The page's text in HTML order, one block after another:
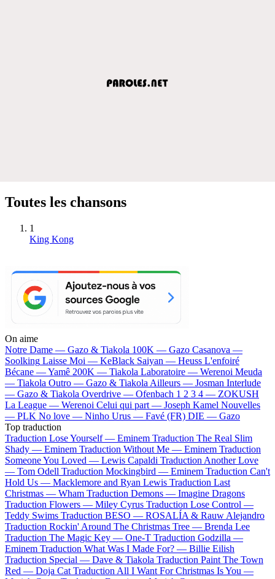
Toutes les chansons
1
King Kong
On aime
Notre Dame — Gazo & Tiakola 100K — Gazo Casanova —
Soolking Laisse Moi — KeBlack Saiyan — Heuss L'enfoiré
Bécane —Yamê 200K — Tiakola Laboratoire — Werenoi Meuda
— Tiakola Outro — Gazo & Tiakola Ailleurs — Josman Interlude
— Gazo & Tiakola Overdrive — Ofenbach 1 2 3 4 — ZOKUSH
La League — Werenoi Celui qui part — Joseph Kamel Nouvelles
— PLK No love — Ninho Urus — Favé (FR) DIE — Gazo
Top traduction
Traduction Lose Yourself — Eminem Traduction The Real Slim
Shady — Eminem Traduction Without Me — Eminem Traduction
Someone You Loved — Lewis Capaldi Traduction Another Love
— Tom Odell Traduction Mockingbird — Eminem Traduction Can't
Hold Us — Macklemore and Ryan Lewis Traduction Last
Christmas — Wham Traduction Demons — Imagine Dragons
Traduction Flowers — Miley Cyrus Traduction Lose Control —
Teddy Swims Traduction BESO — ROSALÍA & Rauw Alejandro
Traduction Rockin' Around The Christmas Tree — Brenda Lee
Traduction The Magic Key — One-T Traduction Godzilla —
Eminem Traduction What Was I Made For? — Billie Eilish
Traduction Special — Dave & Tiakola Traduction Paint The Town
Red — Doja Cat Traduction All I Want For Christmas Is You —